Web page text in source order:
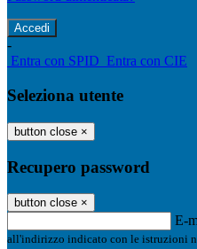
-
Entra con SPID Entra con CIE
Seleziona utente
button close ×
Recupero password
button close ×
E-
all'indirizzo indicato con le istruzioni